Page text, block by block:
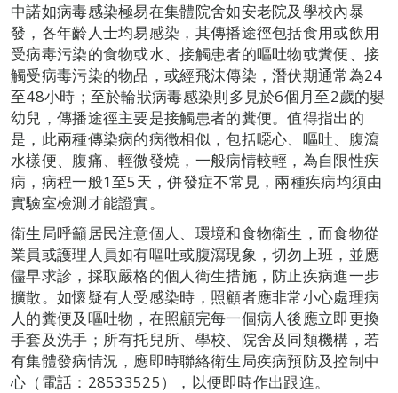
中諾如病毒感染極易在集體院舍如安老院及學校內暴
發，各年齡人士均易感染，其傳播途徑包括食用或飲用
受病毒污染的食物或水、接觸患者的嘔吐物或糞便、接
觸受病毒污染的物品，或經飛沫傳染，潛伏期通常為24
至48小時；至於輪狀病毒感染則多見於6個月至2歲的嬰
幼兒，傳播途徑主要是接觸患者的糞便。值得指出的
是，此兩種傳染病的病徴相似，包括噁心、嘔吐、腹瀉
水樣便、腹痛、輕微發燒，一般病情較輕，為自限性疾
病，病程一般1至5天，併發症不常見，兩種疾病均須由
實驗室檢測才能證實。
衛生局呼籲居民注意個人、環境和食物衛生，而食物從
業員或護理人員如有嘔吐或腹瀉現象，切勿上班，並應
儘早求診，採取嚴格的個人衛生措施，防止疾病進一步
擴散。如懷疑有人受感染時，照顧者應非常小心處理病
人的糞便及嘔吐物，在照顧完每一個病人後應立即更換
手套及洗手；所有托兒所、學校、院舍及同類機構，若
有集體發病情況，應即時聯絡衛生局疾病預防及控制中
心（電話：28533525），以便即時作出跟進。